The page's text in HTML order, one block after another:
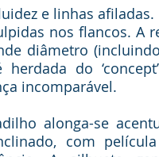
e linhas
nos flancos. A
diâmetro
herdada do
incomparável.
alonga-se
com